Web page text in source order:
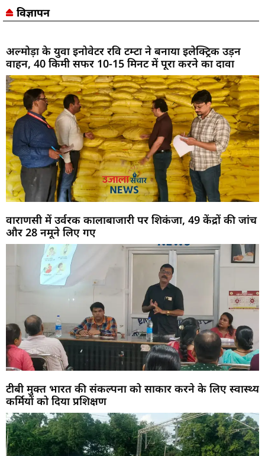
विज्ञापन
अल्मोड़ा के युवा इनोवेटर रवि टम्टा ने बनाया इलेक्ट्रिक उड़न
वाहन, 40 किमी सफर 10-15 मिनट में पूरा करने का दावा
वाराणसी में उर्वरक कालाबाजारी पर शिकंजा, 49 केंद्रों की जांच
और 28 नमूने लिए गए
टीबी मुक्त भारत की संकल्पना को साकार करने के लिए स्वास्थ्य
कर्मियों को दिया प्रशिक्षण